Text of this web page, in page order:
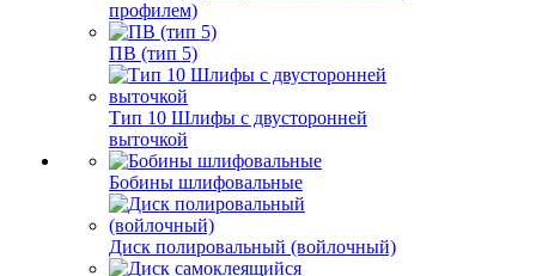
профилем)
ПВ (тип 5)
Тип 10 Шлифы с двусторонней
выточкой
Бобины шлифовальные
Диск полировальный (войлочный)